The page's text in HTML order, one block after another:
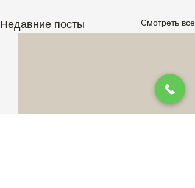
Недавние посты Смотреть все